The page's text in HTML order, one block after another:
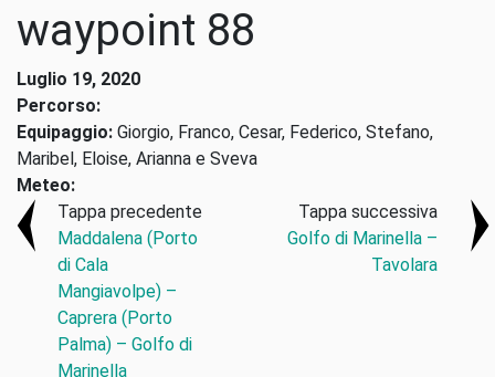
waypoint 88
Luglio 19, 2020
Percorso:
Equipaggio: Giorgio, Franco, Cesar, Federico, Stefano,
Maribel, Eloise, Arianna e Sveva
Meteo:
Tappa precedente
Maddalena (Porto
di Cala
Mangiavolpe) –
Caprera (Porto
Palma) – Golfo di
Marinella
Tappa successiva
Golfo di Marinella –
Tavolara